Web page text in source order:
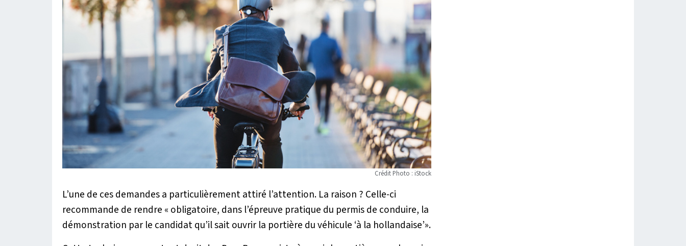
Crédit Photo : iStock
L’une de ces demandes a particulièrement attiré l’attention. La raison ? Celle-ci
recommande de rendre « obligatoire, dans l’épreuve pratique du permis de conduire, la
démonstration par le candidat qu’il sait ouvrir la portière du véhicule ‘à la hollandaise’».